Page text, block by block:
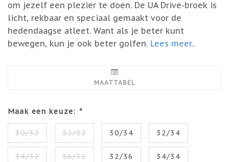
om jezelf een plezier te doen. De UA Drive-broek is
licht, rekbaar en speciaal gemaakt voor de
hedendaagse atleet. Want als je beter kunt
bewegen, kun je ook beter golfen. Lees meer..
MAATTABEL
Maak een keuze: *
30/32 32/32 30/34 32/34
34/32 36/32 32/36 34/34